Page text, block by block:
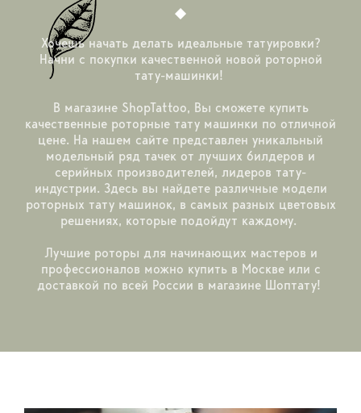
Хочешь начать делать идеальные татуировки?
Начни с покупки качественной новой роторной
тату-машинки!
В магазине ShopTattoo, Вы сможете купить
качественные роторные тату машинки по отличной
цене. На нашем сайте представлен уникальный
модельный ряд тачек от лучших билдеров и
серийных производителей, лидеров тату-
индустрии. Здесь вы найдете различные модели
роторных тату машинок, в самых разных цветовых
решениях, которые подойдут каждому.
Лучшие роторы для начинающих мастеров и
профессионалов можно купить в Москве или с
доставкой по всей России в магазине Шоптату!